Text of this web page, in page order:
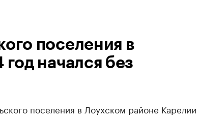
поселения в
начался без
поселения в Лоухском районе Карелии